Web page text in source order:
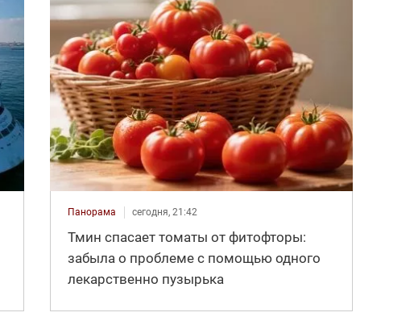
Панорама сегодня, 21:42
Тмин спасает томаты от фитофторы:
забыла о проблеме с помощью одного
лекарственно пузырька